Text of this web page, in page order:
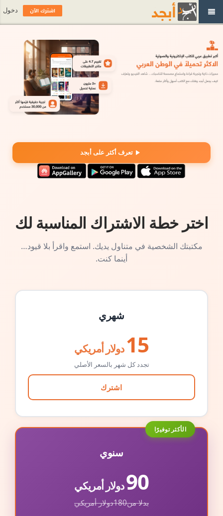
تعرف أكثر على أبجد
اختر خطة الاشتراك المناسبة لك
مكتبتك الشخصية في متناول يديك. استمع واقرأ بلا قيود…
أينما كنت.
شهري
15 دولار أمريكي
تجدد كل شهر بالسعر الأصلي
اشترك
الأكثر توفيرًا
سنوي
90دولار أمريكي
بدلا من180دولار أمريكي
اشترك الآن دخول